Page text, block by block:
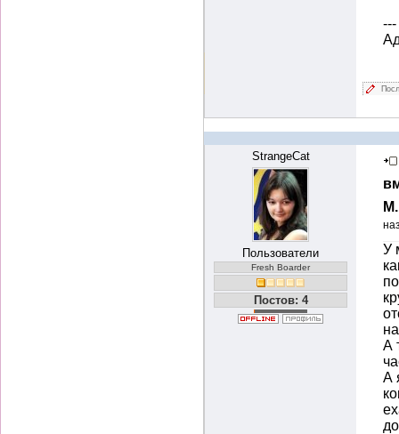
---
StrangeCat
Пользователи
Fresh Boarder
Постов: 4
У
А
А